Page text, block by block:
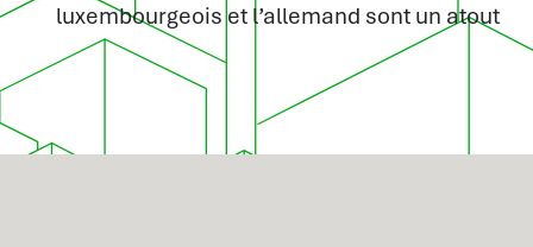
luxembourgeois et l’allemand sont un atout